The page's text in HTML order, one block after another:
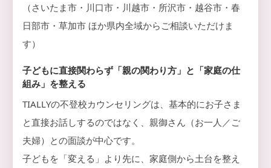
（さいたま市・川口市・川越市・所沢市・越谷市・春
日部市・草加市 ほか県内全域からご相談いただけま
す）
子どもに直接関わらず「親の関わり方」と「家庭の仕
組み」を整える
TIALLYの不登校カウンセリングは、基本的にお子さま
と直接お話しするのではなく、親御さん（お一人／ご
夫婦）との面談が中心です。
子どもを「変える」より先に、家庭側から土台を整え